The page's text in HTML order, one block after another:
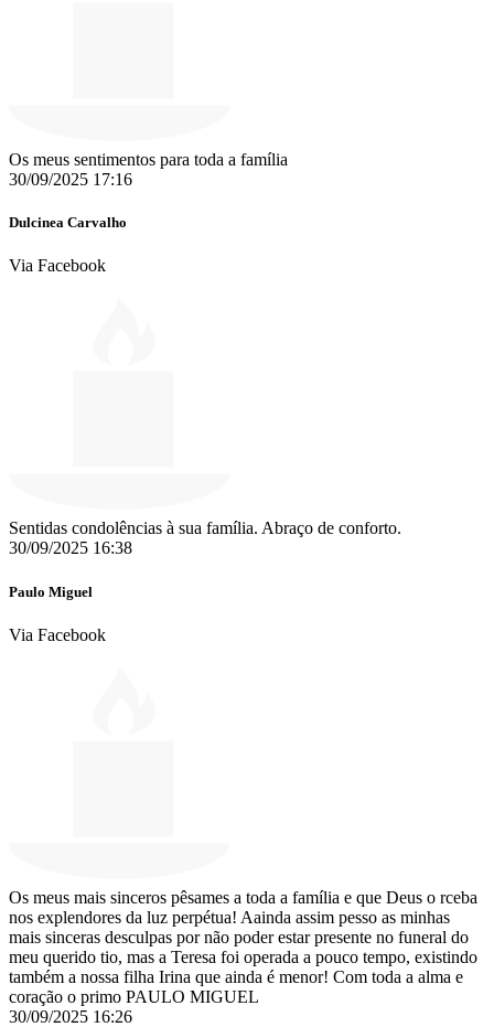
Os meus sentimentos para toda a família
30/09/2025 17:16
Dulcinea Carvalho
Via Facebook
Sentidas condolências à sua família. Abraço de conforto.
30/09/2025 16:38
Paulo Miguel
Via Facebook
Os meus mais sinceros pêsames a toda a família e que Deus o rceba
nos explendores da luz perpétua! Aainda assim pesso as minhas
mais sinceras desculpas por não poder estar presente no funeral do
meu querido tio, mas a Teresa foi operada a pouco tempo, existindo
também a nossa filha Irina que ainda é menor! Com toda a alma e
coração o primo PAULO MIGUEL
30/09/2025 16:26